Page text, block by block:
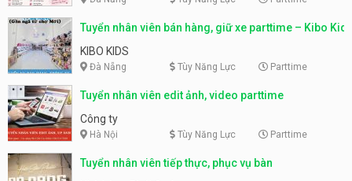
Tuyển nhân viên bán hàng, giữ xe parttime – Kibo Kid
KIBO KIDS
Đà Nẵng Tùy Năng Lực Parttime
Tuyển nhân viên edit ảnh, video parttime
Công ty
Hà Nội Tùy Năng Lực Parttime
Tuyển nhân viên tiếp thực, phục vụ bàn